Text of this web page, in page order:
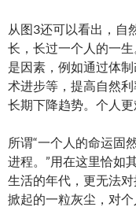
从图3还可以看出，自
长，长过一个人的一
是因素，例如通过体
术进步等，提高自然
长期下降趋势。个人更
所谓“一个人的命运固
进程。”用在这里恰如
生活的年代，更无法
掀起的一粒灰尘，对